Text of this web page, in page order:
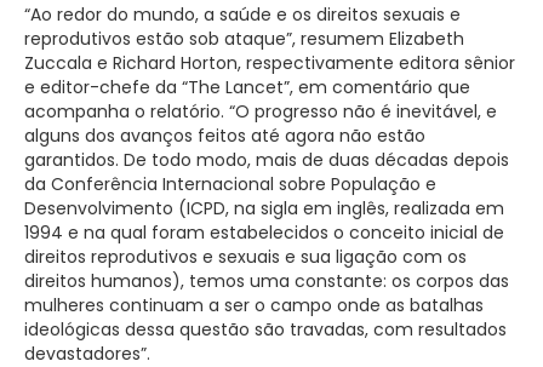
“Ao redor do mundo, a saúde e os direitos sexuais e
reprodutivos estão sob ataque”, resumem Elizabeth
Zuccala e Richard Horton, respectivamente editora sênior
e editor-chefe da “The Lancet”, em comentário que
acompanha o relatório. “O progresso não é inevitável, e
alguns dos avanços feitos até agora não estão
garantidos. De todo modo, mais de duas décadas depois
da Conferência Internacional sobre População e
Desenvolvimento (ICPD, na sigla em inglês, realizada em
1994 e na qual foram estabelecidos o conceito inicial de
direitos reprodutivos e sexuais e sua ligação com os
direitos humanos), temos uma constante: os corpos das
mulheres continuam a ser o campo onde as batalhas
ideológicas dessa questão são travadas, com resultados
devastadores”.